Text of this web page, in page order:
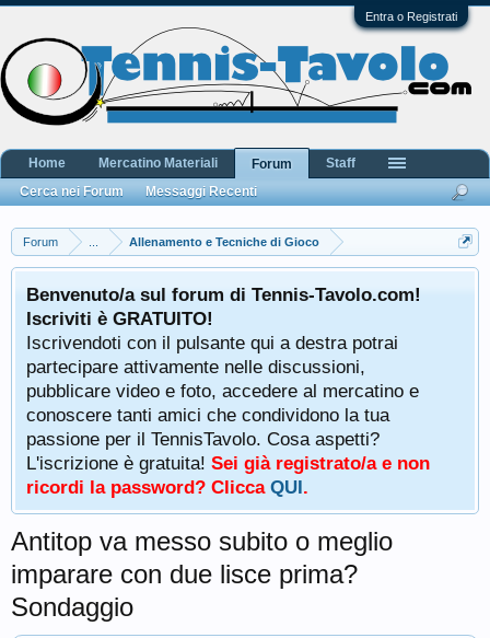
Entra o Registrati
Forum Allenamento e Tecniche di Gioco
Benvenuto/a sul forum di Tennis-Tavolo.com!
Iscriviti è GRATUITO!
Iscrivendoti con il pulsante qui a destra potrai
partecipare attivamente nelle discussioni,
pubblicare video e foto, accedere al mercatino e
conoscere tanti amici che condividono la tua
passione per il TennisTavolo. Cosa aspetti?
L'iscrizione è gratuita! Sei già registrato/a e non
ricordi la password? Clicca QUI.
Antitop va messo subito o meglio
imparare con due lisce prima?
Sondaggio
Home Mercatino Materiali
Forum
Cerca nei Forum
Messaggi Recenti
Staff